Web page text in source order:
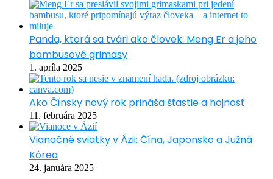
Panda, ktorá sa tvári ako človek: Meng Er a jeho
bambusové grimasy
1. apríla 2025
Ako Čínsky nový rok prináša šťastie a hojnosť
11. februára 2025
Vianočné sviatky v Ázii: Čína, Japonsko a Južná
Kórea
24. januára 2025